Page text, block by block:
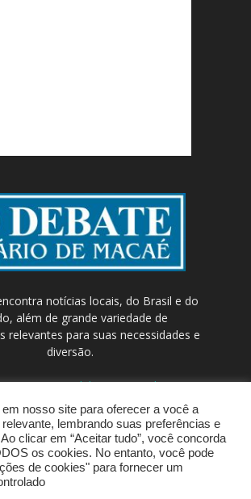
notícias locais, do Brasil e do
além de grande variedade de
relevantes para suas necessidades e
diversão.
contato@odebateon.com.br /
comercia@odebateon.com.br
nosso site para oferecer a você a
lembrando suas preferências e
clicar em “Aceitar tudo”, você concorda
os cookies. No entanto, você pode
de cookies" para fornecer um